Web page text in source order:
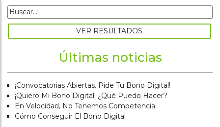
Últimas noticias
¡convocatorias Abiertas. Pide Tu Bono Digital!
¡quiero Mi Bono Digital! ¿qué Puedo Hacer?
En Velocidad, No Tenemos Competencia
Cómo Conseguir El Bono Digital